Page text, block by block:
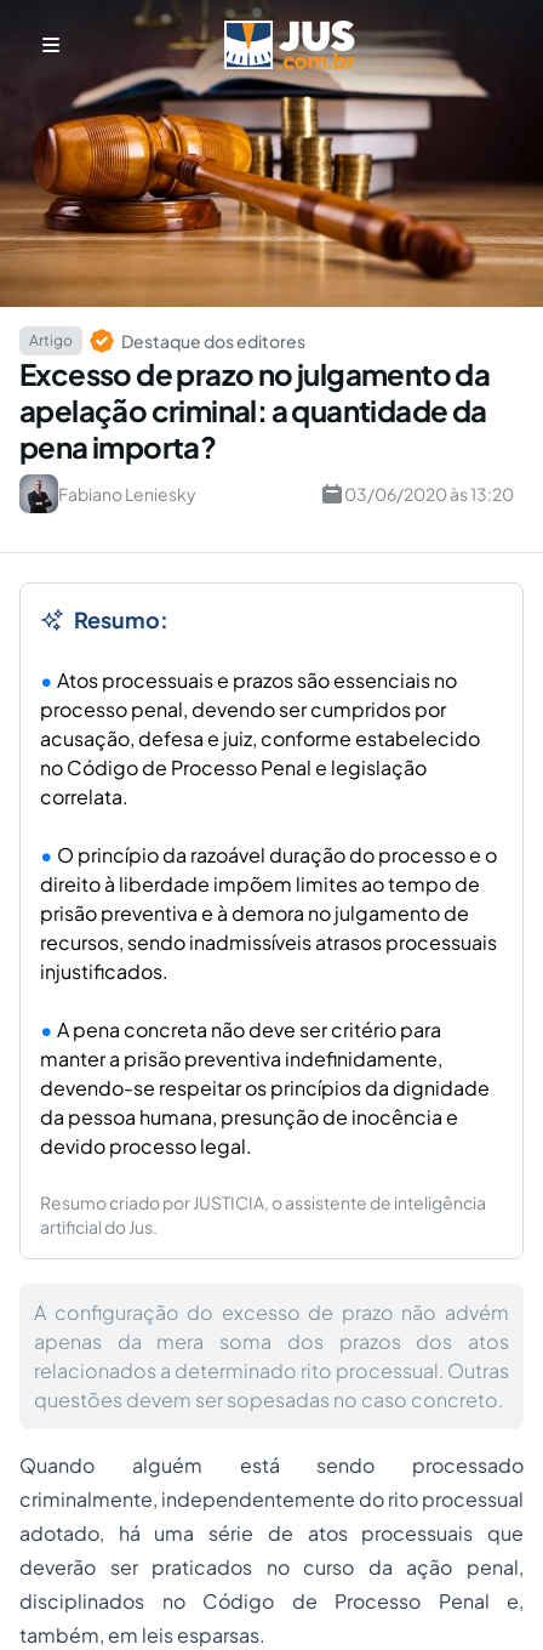
Artigo Destaque dos editores
Excesso de prazo no julgamento da
apelação criminal: a quantidade da
pena importa?
Fabiano Leniesky 03/06/2020 às 13:20
Resumo:
Atos processuais e prazos são essenciais no
processo penal, devendo ser cumpridos por
acusação, defesa e juiz, conforme estabelecido
no Código de Processo Penal e legislação
correlata.
O princípio da razoável duração do processo e o
direito à liberdade impõem limites ao tempo de
prisão preventiva e à demora no julgamento de
recursos, sendo inadmissíveis atrasos processuais
injustificados.
A pena concreta não deve ser critério para
manter a prisão preventiva indefinidamente,
devendo-se respeitar os princípios da dignidade
da pessoa humana, presunção de inocência e
devido processo legal.
Resumo criado por JUSTICIA, o assistente de inteligência
artificial do Jus.
A configuração do excesso de prazo não advém
apenas da mera soma dos prazos dos atos
relacionados a determinado rito processual. Outras
questões devem ser sopesadas no caso concreto.
Quando alguém está sendo processado
criminalmente, independentemente do rito processual
adotado, há uma série de atos processuais que
deverão ser praticados no curso da ação penal,
disciplinados no Código de Processo Penal e,
também, em leis esparsas.